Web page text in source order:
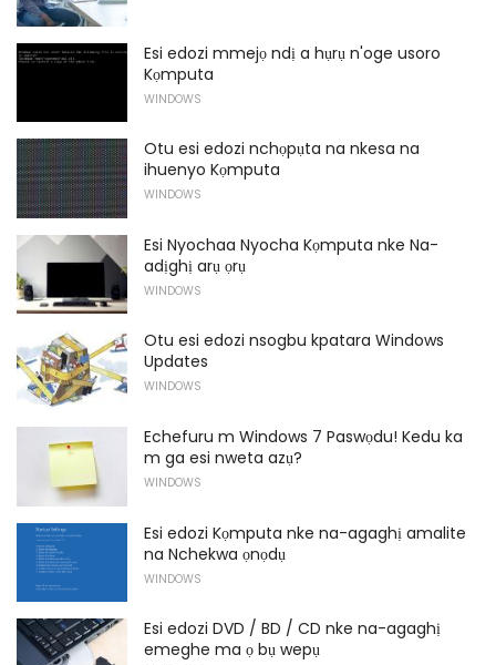
Esi edozi mmejọ ndị a hụrụ n'oge usoro
Kọmputa
WINDOWS
Otu esi edozi nchọpụta na nkesa na
ihuenyo Kọmputa
WINDOWS
Esi Nyochaa Nyocha Kọmputa nke Na-
adịghị arụ ọrụ
WINDOWS
Otu esi edozi nsogbu kpatara Windows
Updates
WINDOWS
Echefuru m Windows 7 Paswọdu! Kedu ka
m ga esi nweta azụ?
WINDOWS
Esi edozi Kọmputa nke na-agaghị amalite
na Nchekwa ọnọdụ
WINDOWS
Esi edozi DVD / BD / CD nke na-agaghị
emeghe ma ọ bụ wepụ